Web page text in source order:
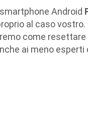
Android
al caso
come
ai meno esperti